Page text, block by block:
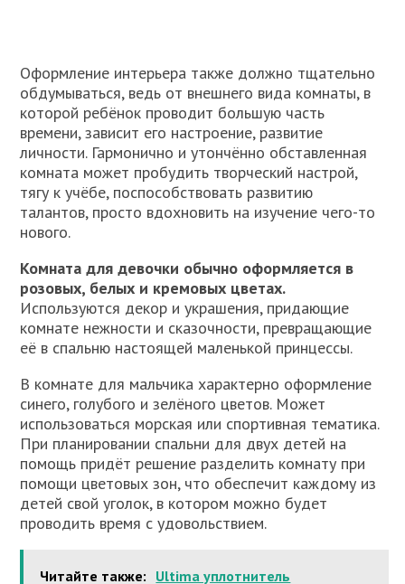
Оформление интерьера также должно тщательно
обдумываться, ведь от внешнего вида комнаты, в
которой ребёнок проводит большую часть
времени, зависит его настроение, развитие
личности. Гармонично и утончённо обставленная
комната может пробудить творческий настрой,
тягу к учёбе, поспособствовать развитию
талантов, просто вдохновить на изучение чего-то
нового.
Комната для девочки обычно оформляется в
розовых, белых и кремовых цветах.
Используются декор и украшения, придающие
комнате нежности и сказочности, превращающие
её в спальню настоящей маленькой принцессы.
В комнате для мальчика характерно оформление
синего, голубого и зелёного цветов. Может
использоваться морская или спортивная тематика.
При планировании спальни для двух детей на
помощь придёт решение разделить комнату при
помощи цветовых зон, что обеспечит каждому из
детей свой уголок, в котором можно будет
проводить время с удовольствием.
Читайте также: Ultima уплотнитель